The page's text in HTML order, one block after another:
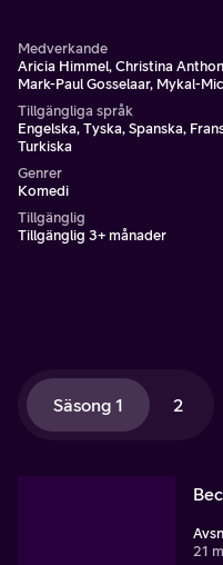
Medverkande
Aricia Himmel, Christina
Mark-Paul Gosselaar, Mykal-
Tillgängliga språk
Engelska, Tyska, Spanska,
Turkiska
Genrer
Komedi
Tillgänglig
Tillgänglig 3+ månader
Säsong 1 2
21